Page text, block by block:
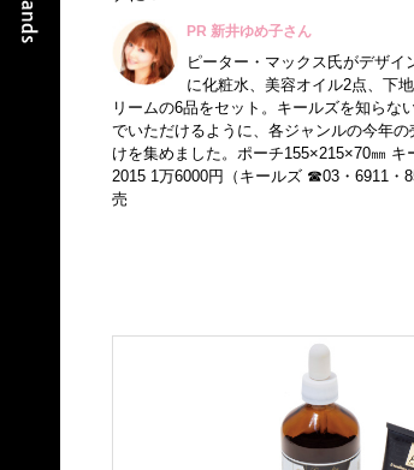
PR 新井ゆめ子さん
ピーター・マックス氏がデザイ
に化粧水、美容オイル2点、下
リームの6品をセット。キールズを知らな
でいただけるように、各ジャンルの今年
けを集めました。ポーチ155×215×70㎜ キ
2015 1万6000円（キールズ ☎03・6911
売